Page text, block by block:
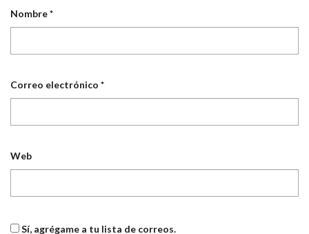
Nombre*
Correo electrónico *
Web
Sí, agrégame a tu lista de correos.